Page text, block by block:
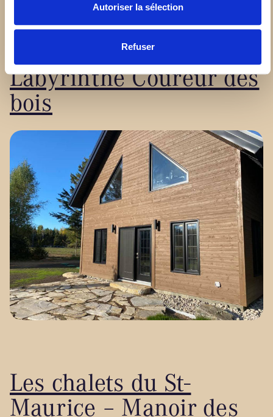
Autoriser la sélection
Refuser
Nouveau chalet du
Labyrinthe Coureur des
bois
Les chalets du St-
Maurice – Manoir des